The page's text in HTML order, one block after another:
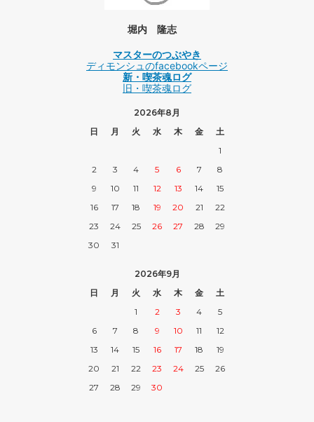
堀内 隆志
マスターのつぶやき
ディモンシュのfacebookページ
新・喫茶魂ログ
旧・喫茶魂ログ
2026年8月
日
月 火 水 木 金
土
1
2
3 4 5 6 7
8
9
10 11 12 13 14
15
16
17 18 19 20 21
22
23
24 25 26 27 28
29
30
31
2026年9月
日
月 火 水 木 金
土
1
2 3 4
5
6
7 8 9 10 11
12
13
14 15 16 17 18
19
20
21 22 23 24 25
26
27
28 29 30